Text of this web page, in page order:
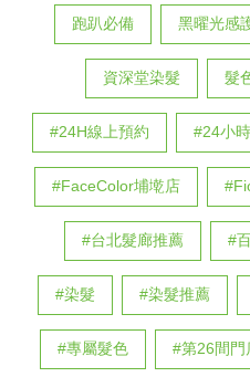
跑趴必備 黑曜光感
資深堂染髮 髮
#24H線上預約 #24小
#FaceColor埔墘店
#台北髮廊推薦 #
#染髮 #染髮推薦
#專屬髮色 #第26間門